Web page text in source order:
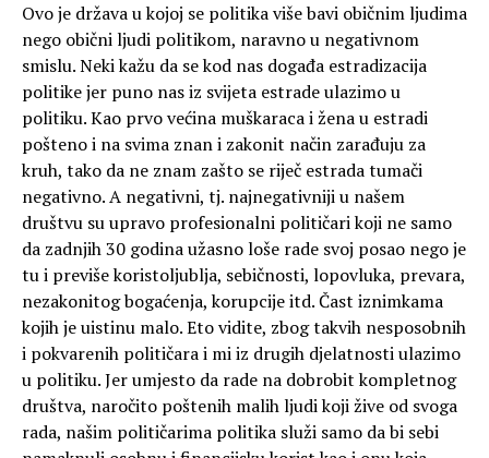
Ovo je država u kojoj se politika više bavi običnim ljudima
nego obični ljudi politikom, naravno u negativnom
smislu. Neki kažu da se kod nas događa estradizacija
politike jer puno nas iz svijeta estrade ulazimo u
politiku. Kao prvo većina muškaraca i žena u estradi
pošteno i na svima znan i zakonit način zarađuju za
kruh, tako da ne znam zašto se riječ estrada tumači
negativno. A negativni, tj. najnegativniji u našem
društvu su upravo profesionalni političari koji ne samo
da zadnjih 30 godina užasno loše rade svoj posao nego je
tu i previše koristoljublja, sebičnosti, lopovluka, prevara,
nezakonitog bogaćenja, korupcije itd. Čast iznimkama
kojih je uistinu malo. Eto vidite, zbog takvih nesposobnih
i pokvarenih političara i mi iz drugih djelatnosti ulazimo
u politiku. Jer umjesto da rade na dobrobit kompletnog
društva, naročito poštenih malih ljudi koji žive od svoga
rada, našim političarima politika služi samo da bi sebi